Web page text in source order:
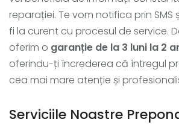
reparației. Te vom notifica prin SMS
fi la curent cu procesul de service.
oferim o garanție de la 3 luni la 2
oferindu-ți încrederea că întregul
cea mai mare atenție și
Serviciile Noastre